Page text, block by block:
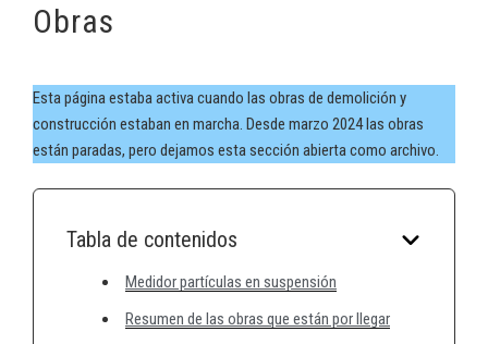
Obras
Esta página estaba activa cuando las obras de demolición y
construcción estaban en marcha. Desde marzo 2024 las obras
están paradas, pero dejamos esta sección abierta como archivo.
Tabla de contenidos
Medidor partículas en suspensión
Resumen de las obras que están por llegar